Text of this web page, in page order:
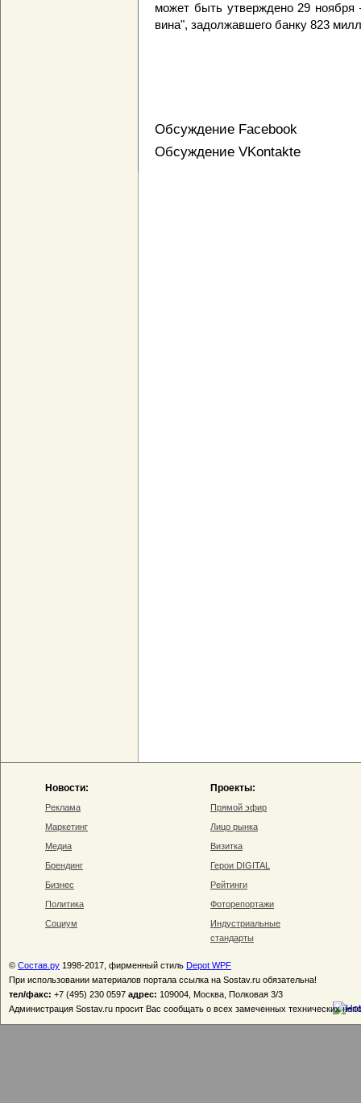
может быть утверждено 29
вина", задолжавшего банку 823
Обсуждение Facebook
Обсуждение VKontakte
Новости:
Реклама
Маркетинг
Медиа
Брендинг
Бизнес
Политика
Социум
Проекты:
Прямой эфир
Лицо рынка
Визитка
Герои DIGITAL
Рейтинги
Фоторепортажи
Индустриальные
стандарты
© Состав.ру 1998-2017, фирменный стиль Depot WPF
При использовании материалов портала ссылка на Sostav.ru обязательна!
тел/факс: +7 (495) 230 0597 адрес: 109004, Москва, Полковая 3/3
Администрация Sostav.ru просит Вас сообщать о всех замеченных технических